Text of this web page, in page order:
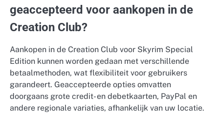
geaccepteerd voor aankopen in de
Creation Club?
Aankopen in de Creation Club voor Skyrim Special
Edition kunnen worden gedaan met verschillende
betaalmethoden, wat flexibiliteit voor gebruikers
garandeert. Geaccepteerde opties omvatten
doorgaans grote credit- en debetkaarten, PayPal en
andere regionale variaties, afhankelijk van uw locatie.